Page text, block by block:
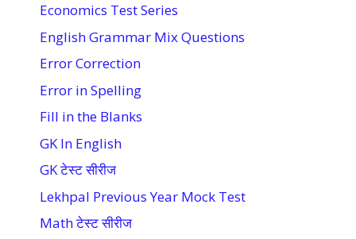
Economics Test Series
English Grammar Mix Questions
Error Correction
Error in Spelling
Fill in the Blanks
GK In English
GK टेस्ट सीरीज
Lekhpal Previous Year Mock Test
Math टेस्ट सीरीज